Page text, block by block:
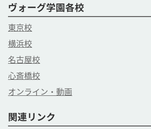
ヴォーグ学園各校
東京校
横浜校
名古屋校
心斎橋校
オンライン・動画
関連リンク